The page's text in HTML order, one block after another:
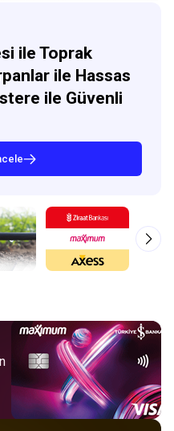
ile Toprak
ile Hassas
ile Güvenli